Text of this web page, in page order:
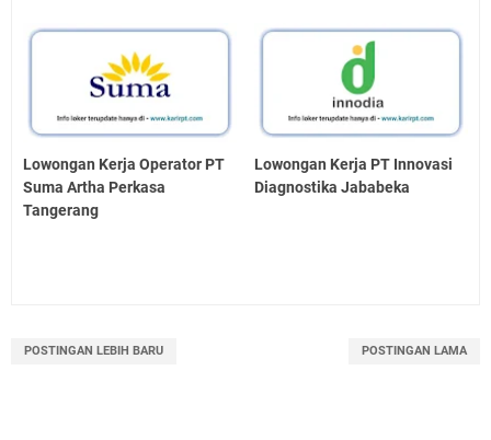
Lowongan Kerja Operator PT
Suma Artha Perkasa
Tangerang
Lowongan Kerja PT Innovasi
Diagnostika Jababeka
POSTINGAN LEBIH BARU POSTINGAN LAMA